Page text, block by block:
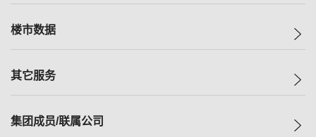
减价
美联豪宅
独家楼盘
租房
自助放盘
查询热线
按揭计算机
楼市数据
指数
历史成交
其它服务
小区专页
集团成员/联属公司